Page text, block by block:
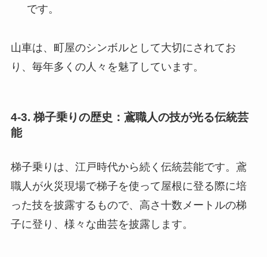
です。
山車は、町屋のシンボルとして大切にされてお
り、毎年多くの人々を魅了しています。
4-3. 梯子乗りの歴史：鳶職人の技が光る伝統芸
能
梯子乗りは、江戸時代から続く伝統芸能です。鳶
職人が火災現場で梯子を使って屋根に登る際に培
った技を披露するもので、高さ十数メートルの梯
子に登り、様々な曲芸を披露します。